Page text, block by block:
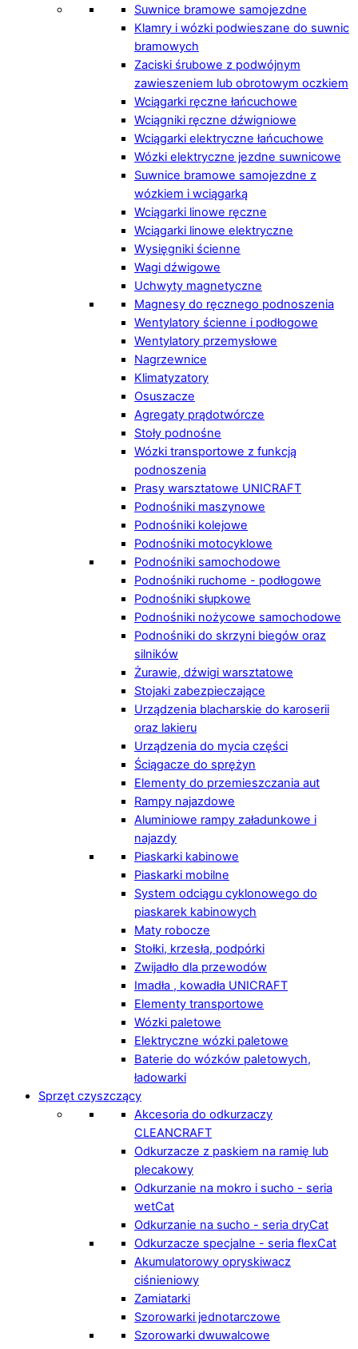
Suwnice bramowe samojezdne
Klamry i wózki podwieszane do suwnic
bramowych
Zaciski śrubowe z podwójnym
zawieszeniem lub obrotowym oczkiem
Wciągarki ręczne łańcuchowe
Wciągniki ręczne dźwigniowe
Wciągarki elektryczne łańcuchowe
Wózki elektryczne jezdne suwnicowe
Suwnice bramowe samojezdne z
wózkiem i wciągarką
Wciągarki linowe ręczne
Wciągarki linowe elektryczne
Wysięgniki ścienne
Wagi dźwigowe
Uchwyty magnetyczne
Magnesy do ręcznego podnoszenia
Wentylatory ścienne i podłogowe
Wentylatory przemysłowe
Nagrzewnice
Klimatyzatory
Osuszacze
Agregaty prądotwórcze
Stoły podnośne
Wózki transportowe z funkcją
podnoszenia
Prasy warsztatowe UNICRAFT
Podnośniki maszynowe
Podnośniki kolejowe
Podnośniki motocyklowe
Podnośniki samochodowe
Podnośniki ruchome - podłogowe
Podnośniki słupkowe
Podnośniki nożycowe samochodowe
Podnośniki do skrzyni biegów oraz
silników
Żurawie, dźwigi warsztatowe
Stojaki zabezpieczające
Urządzenia blacharskie do karoserii
oraz lakieru
Urządzenia do mycia części
Ściągacze do sprężyn
Elementy do przemieszczania aut
Rampy najazdowe
Aluminiowe rampy załadunkowe i
najazdy
Piaskarki kabinowe
Piaskarki mobilne
System odciągu cyklonowego do
piaskarek kabinowych
Maty robocze
Stołki, krzesła, podpórki
Zwijadło dla przewodów
Imadła , kowadła UNICRAFT
Elementy transportowe
Wózki paletowe
Elektryczne wózki paletowe
Baterie do wózków paletowych,
ładowarki
Sprzęt czyszczący
Akcesoria do odkurzaczy
CLEANCRAFT
Odkurzacze z paskiem na ramię lub
plecakowy
Odkurzanie na mokro i sucho - seria
wetCat
Odkurzanie na sucho - seria dryCat
Odkurzacze specjalne - seria flexCat
Akumulatorowy opryskiwacz
ciśnieniowy
Zamiatarki
Szorowarki jednotarczowe
Szorowarki dwuwalcowe